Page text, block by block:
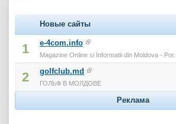
Новые сайты
1 e-4com.info
Magazine Online si Informatii din Moldova - Por...
2 golfclub.md
ГОЛЬФ В МОЛДОВЕ
Реклама